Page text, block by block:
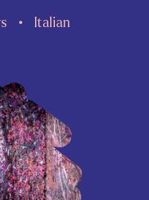
Italian